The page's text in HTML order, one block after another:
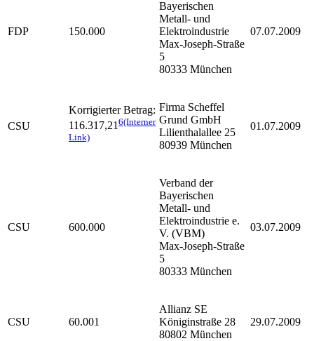
FDP 150.000
Bayerischen
Metall- und
Elektroindustrie
Max-Joseph-Straße
5
80333 München
07.07.2009
CSU
Korrigierter Betrag:
116.317,21 6(Interner
Link)
Firma Scheffel
Grund GmbH
Lilienthalallee 25
80939 München
01.07.2009
CSU 600.000
Verband der
Bayerischen
Metall- und
Elektroindustrie e.
V. (VBM)
Max-Joseph-Straße
5
80333 München
03.07.2009
CSU 60.001
Allianz SE
Königinstraße 28
80802 München
29.07.2009